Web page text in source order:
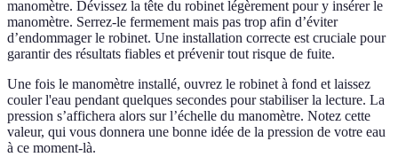
manomètre. Dévissez la tête du robinet légèrement pour y insérer le
manomètre. Serrez-le fermement mais pas trop afin d’éviter
d’endommager le robinet. Une installation correcte est cruciale pour
garantir des résultats fiables et prévenir tout risque de fuite.
Une fois le manomètre installé, ouvrez le robinet à fond et laissez
couler l'eau pendant quelques secondes pour stabiliser la lecture. La
pression s’affichera alors sur l’échelle du manomètre. Notez cette
valeur, qui vous donnera une bonne idée de la pression de votre eau
à ce moment-là.